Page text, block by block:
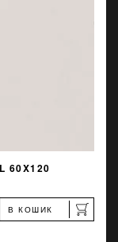
60X120
В КОШИК